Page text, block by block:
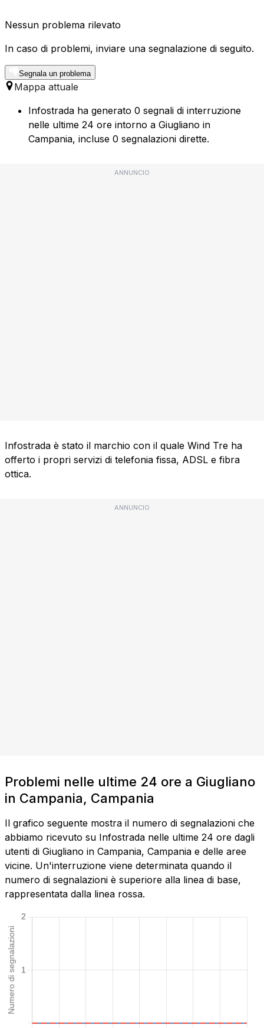
Nessun problema rilevato
In caso di problemi, inviare una segnalazione di seguito.
Segnala un problema
Mappa attuale
Infostrada ha generato 0 segnali di interruzione
nelle ultime 24 ore intorno a Giugliano in
Campania, incluse 0 segnalazioni dirette.
ANNUNCIO
Infostrada è stato il marchio con il quale Wind Tre ha
offerto i propri servizi di telefonia fissa, ADSL e fibra
ottica.
ANNUNCIO
Problemi nelle ultime 24 ore a Giugliano
in Campania, Campania
Il grafico seguente mostra il numero di segnalazioni che
abbiamo ricevuto su Infostrada nelle ultime 24 ore dagli
utenti di Giugliano in Campania, Campania e delle aree
vicine. Un'interruzione viene determinata quando il
numero di segnalazioni è superiore alla linea di base,
rappresentata dalla linea rossa.